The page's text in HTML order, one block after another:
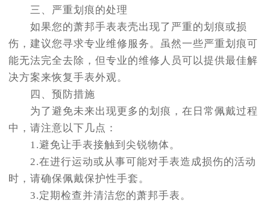
三、严重划痕的处理
如果您的萧邦手表表壳出现了严重的划痕或损
伤，建议您寻求专业维修服务。虽然一些严重划痕可
能无法完全去除，但专业的维修人员可以提供最佳解
决方案来恢复手表外观。
四、预防措施
为了避免未来出现更多的划痕，在日常佩戴过程
中，请注意以下几点：
1.避免让手表接触到尖锐物体。
2.在进行运动或从事可能对手表造成损伤的活动
时，请确保佩戴保护性手套。
3.定期检查并清洁您的萧邦手表。